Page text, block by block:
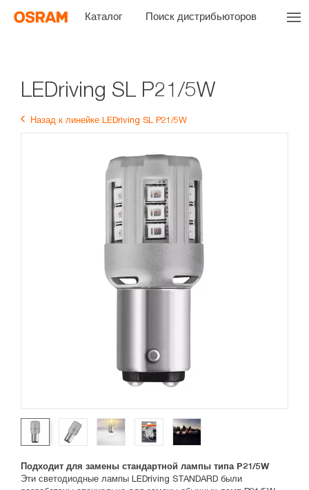
Каталог Поиск дистрибьюторов
LEDriving SL P21/5W
Назад к линейке LEDriving SL P21/5W
Подходит для замены стандартной лампы типа P21/5W
Эти светодиодные лампы LEDriving STANDARD были